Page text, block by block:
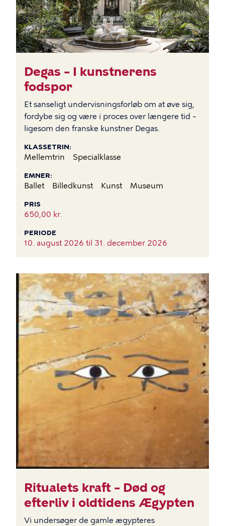
BILLEDE
Degas – I kunstnerens
fodspor
Et sanseligt undervisningsforløb om at øve sig,
fordybe sig og være i proces over længere tid –
ligesom den franske kunstner Degas.
KLASSETRIN
Mellemtrin Specialklasse
EMNER
Ballet Billedkunst Kunst Museum
PRIS
650,00 kr.
PERIODE
10. august 2026 til 31. december 2026
BILLEDE
Ritualets kraft – Død og
efterliv i oldtidens Ægypten
Vi undersøger de gamle ægypteres